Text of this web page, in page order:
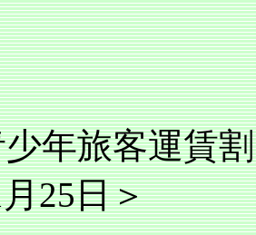
年旅客運賃
月25日＞